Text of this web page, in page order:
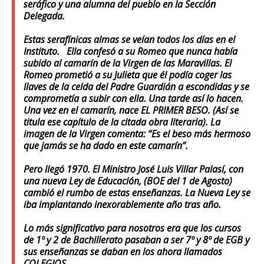
seráfico y una alumna del pueblo en la Sección
Delegada.
Estas serafínicas almas se veían todos los días en el
Instituto. Ella confesó a su Romeo que nunca había
subido al camarín de la Virgen de las Maravillas. El
Romeo prometió a su Julieta que él podía coger las
llaves de la celda del Padre Guardián a escondidas y se
comprometía a subir con ella. Una tarde así lo hacen.
Una vez en el camarín, nace EL PRIMER BESO. (Así se
titula ese capítulo de la citada obra literaria). La
imagen de la Virgen comenta: “Es el beso más hermoso
que jamás se ha dado en este camarín”.
Pero llegó 1970. El Ministro José Luis Villar Palasí, con
una nueva Ley de Educación, (BOE del 1 de Agosto)
cambió el rumbo de estas enseñanzas. La Nueva Ley se
iba implantando inexorablemente año tras año.
Lo más significativo para nosotros era que los cursos
de 1º y 2 de Bachillerato pasaban a ser 7º y 8º de EGB y
sus enseñanzas se daban en los ahora llamados